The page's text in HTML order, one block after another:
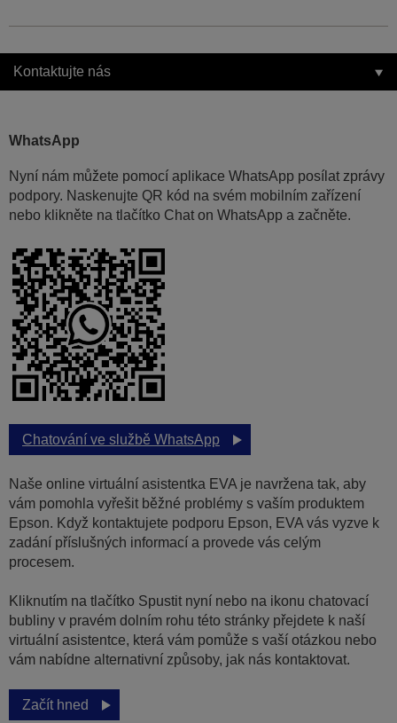
Kontaktujte nás
WhatsApp
Nyní nám můžete pomocí aplikace WhatsApp posílat zprávy
podpory. Naskenujte QR kód na svém mobilním zařízení
nebo klikněte na tlačítko Chat on WhatsApp a začněte.
Chatování ve službě WhatsApp
Naše online virtuální asistentka EVA je navržena tak, aby
vám pomohla vyřešit běžné problémy s vaším produktem
Epson. Když kontaktujete podporu Epson, EVA vás vyzve k
zadání příslušných informací a provede vás celým
procesem.
Kliknutím na tlačítko Spustit nyní nebo na ikonu chatovací
bubliny v pravém dolním rohu této stránky přejdete k naší
virtuální asistentce, která vám pomůže s vaší otázkou nebo
vám nabídne alternativní způsoby, jak nás kontaktovat.
Začít hned